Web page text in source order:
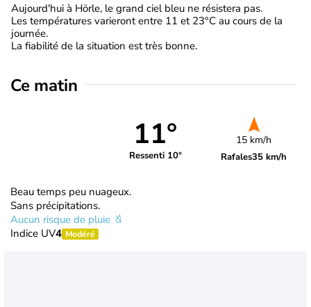
Aujourd'hui à Hörle, le grand ciel bleu ne résistera pas.
Les températures varieront entre 11 et 23°C au cours de la
journée.
La fiabilité de la situation est très bonne.
Ce matin
11°
Ressenti 10°
15 km/h
Rafales35 km/h
Beau temps peu nuageux.
Sans précipitations.
Aucun risque de pluie
Indice UV4 Modéré